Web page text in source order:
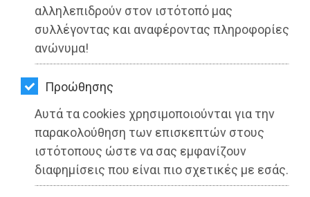
αλληλεπιδρούν στον ιστότοπό μας
συλλέγοντας και αναφέροντας πληροφορίες
ανώνυμα!
Προώθησης
Αυτά τα cookies χρησιμοποιούνται για την
παρακολούθηση των επισκεπτών στους
ιστότοπους ώστε να σας εμφανίζουν
διαφημίσεις που είναι πιο σχετικές με εσάς.
ΕΞΟΔΟΣ
ΠΕΡΙΒΑΛΛΟΝ
ΚΑΤΟΙΚΙΔΙΟ
ΑΓΓΕΛΙΕΣ
ΕΦΗΜΕΡΙΔΕΣ
OΔΗΓΟΣ
ΑΓΟΡΑΣ
ΔΗΜΟΣ ΜΑΡΑΘΩΝΟΣ: Πρόσκληση
Εκδήλωσης Ενδιαφέροντος από την
ΕΛΣΤΑΤ για ένταξη στο Μητρώο
Απογραφέων
Διαβάστηκε 4294 φορές